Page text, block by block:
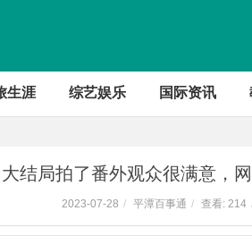
生涯 综艺娱乐 国际资讯
大结局拍了番外观众很满意，
2023-07-28 / 平潭百事通 / 查看: 214